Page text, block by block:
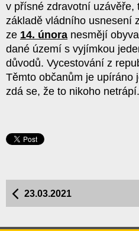
v přísné zdravotní uzávěře,
základě vládního usnesení
ze 14. února nesmějí
dané území s vyjímkou
důvodů. Vycestování z
Těmto občanům je upíráno
zdá se, že to nikoho netrápí.
23.03.2021